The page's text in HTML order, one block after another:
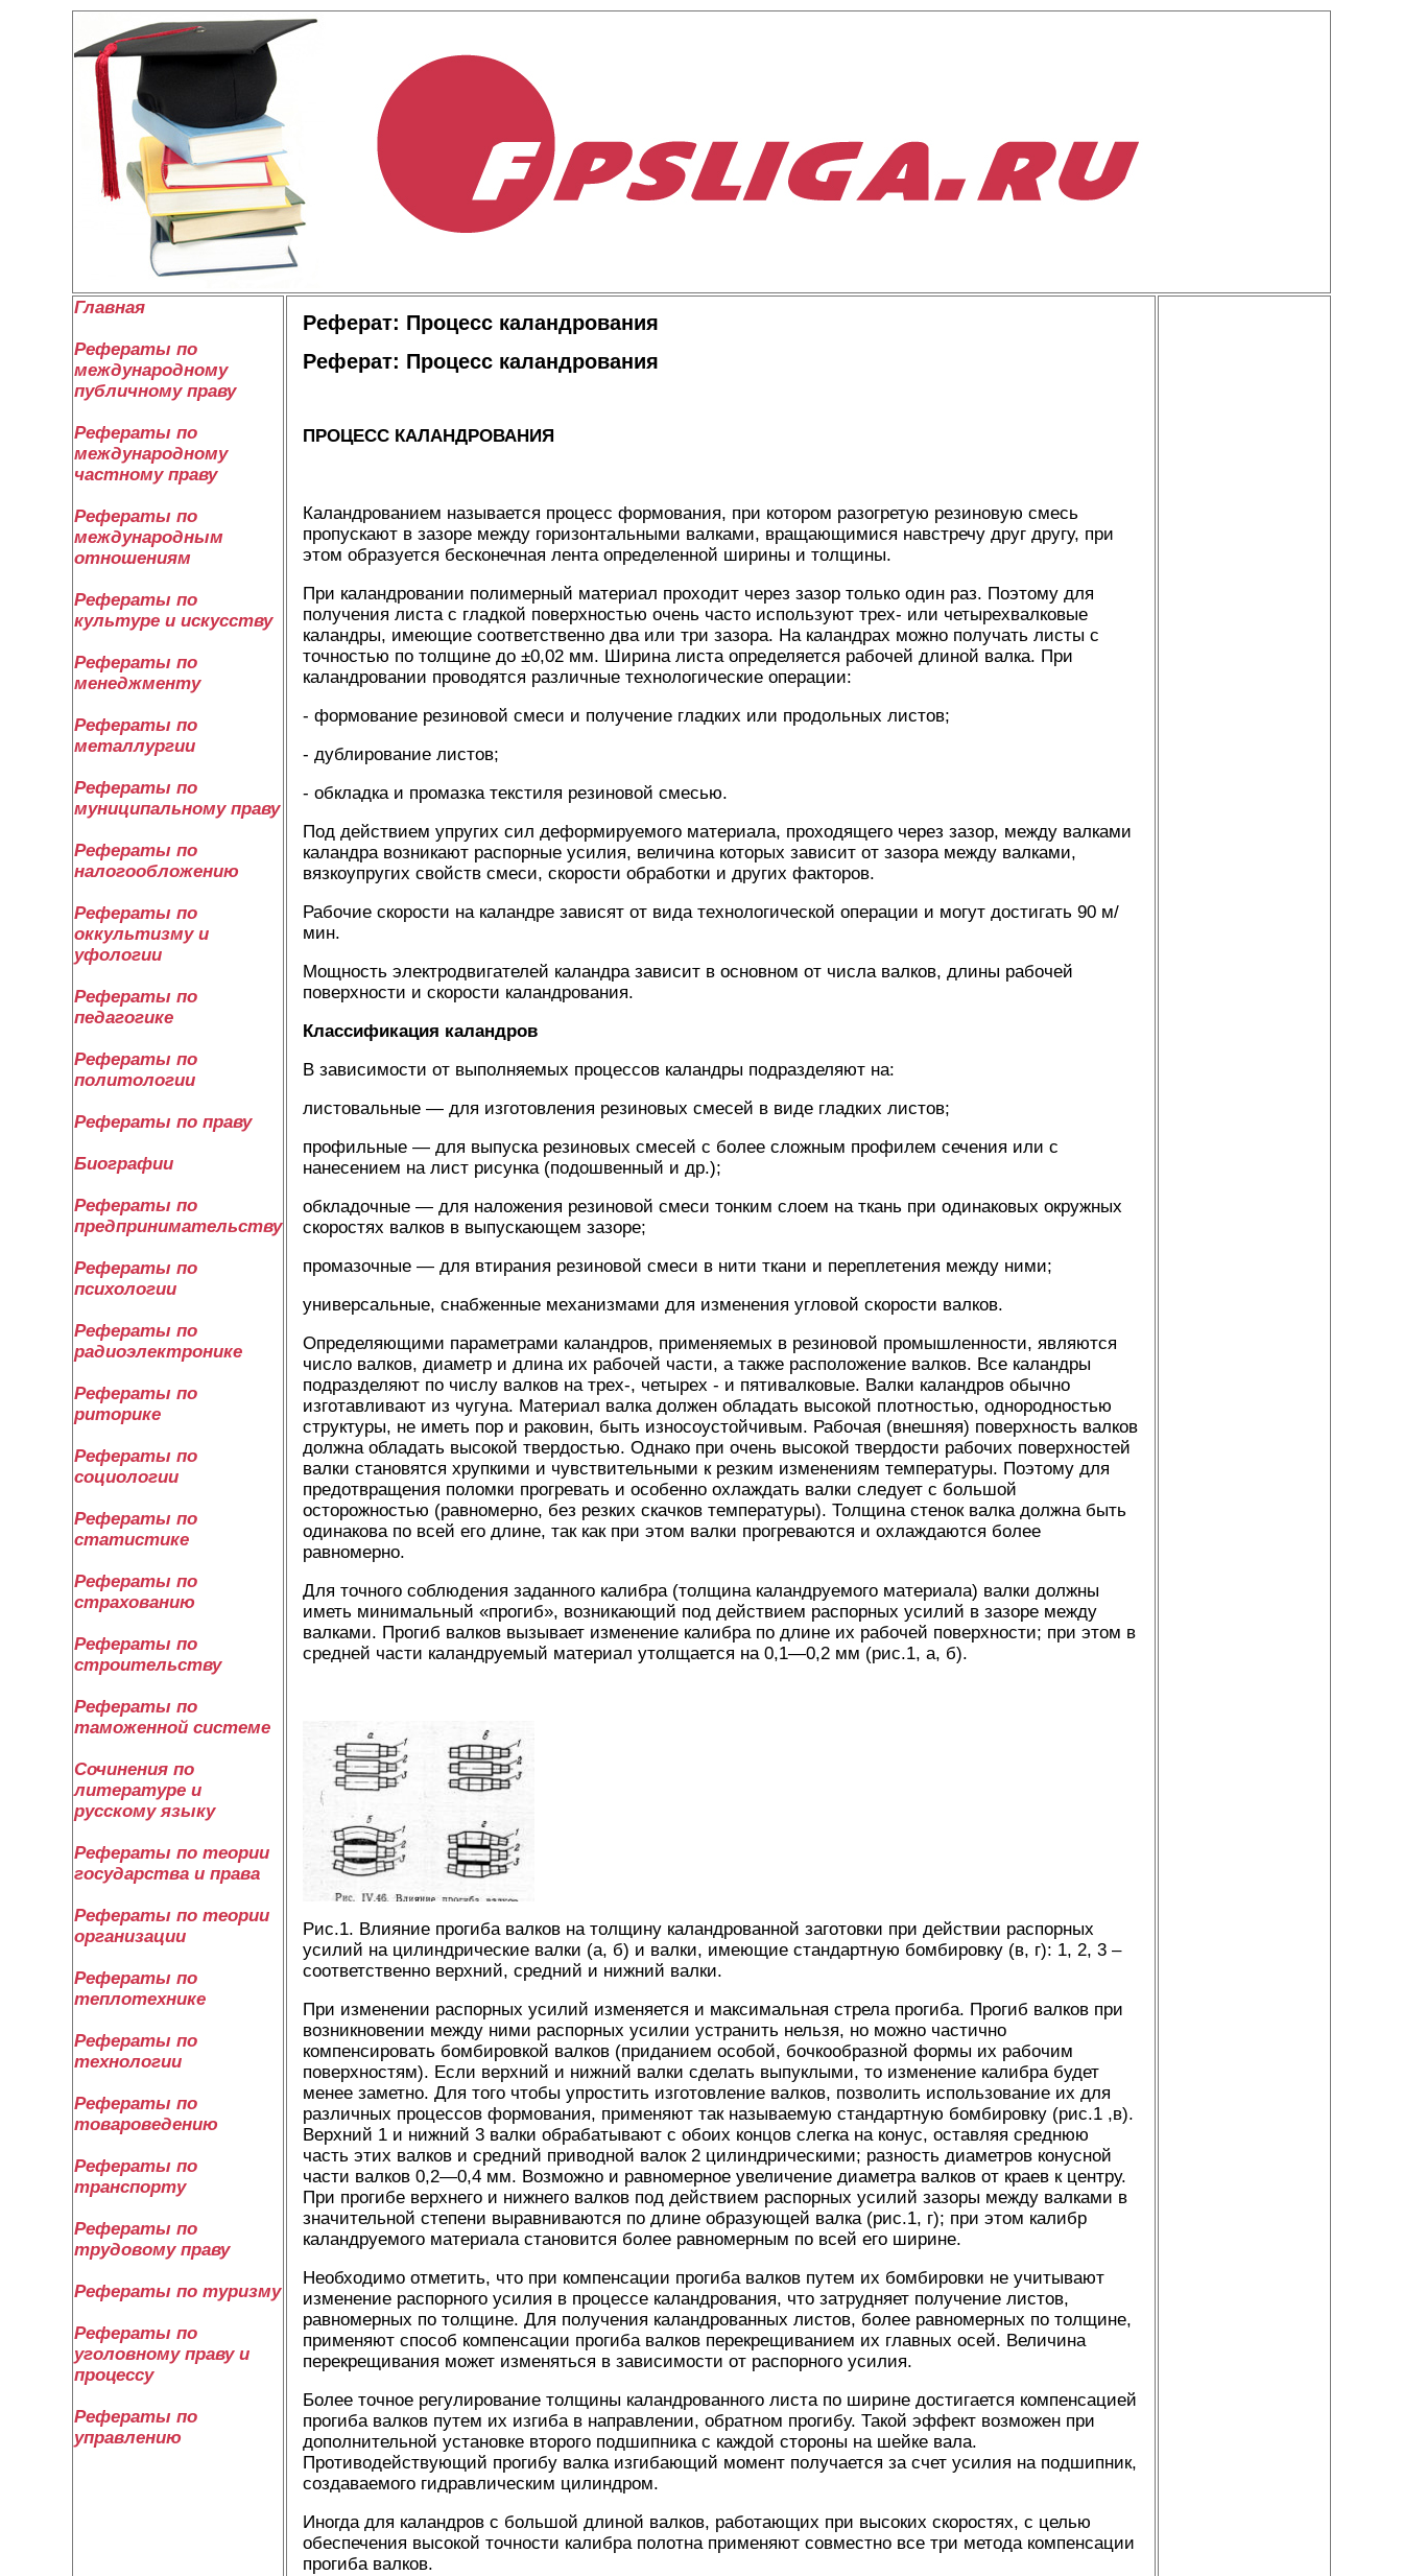
Главная
Рефераты по
международному
публичному праву
Рефераты по
международному
частному праву
Рефераты по
международным
отношениям
Рефераты по
культуре и искусству
Рефераты по
менеджменту
Рефераты по
металлургии
Рефераты по
муниципальному праву
Рефераты по
налогообложению
Рефераты по
оккультизму и
уфологии
Рефераты по
педагогике
Рефераты по
политологии
Рефераты по праву
Биографии
Рефераты по
предпринимательству
Рефераты по
психологии
Рефераты по
радиоэлектронике
Рефераты по
риторике
Рефераты по
социологии
Рефераты по
статистике
Рефераты по
страхованию
Рефераты по
строительству
Рефераты по
таможенной системе
Сочинения по
литературе и
русскому языку
Рефераты по теории
государства и права
Рефераты по теории
организации
Рефераты по
теплотехнике
Рефераты по
технологии
Рефераты по
товароведению
Рефераты по
транспорту
Рефераты по
трудовому праву
Рефераты по туризму
Рефераты по
уголовному праву и
процессу
Рефераты по
управлению
Реферат: Процесс каландрования
Реферат: Процесс каландрования
ПРОЦЕСС КАЛАНДРОВАНИЯ
Каландрованием называется процесс формования, при котором разогретую резиновую смесь
пропускают в зазоре между горизонтальными валками, вращающимися навстречу друг другу, при
этом образуется бесконечная лента определенной ширины и толщины.
При каландровании полимерный материал проходит через зазор только один раз. Поэтому для
получения листа с гладкой поверхностью очень часто используют трех- или четырехвалковые
каландры, имеющие соответственно два или три зазора. На каландрах можно получать листы с
точностью по толщине до ±0,02 мм. Ширина листа определяется рабочей длиной валка. При
каландровании проводятся различные технологические операции:
- формование резиновой смеси и получение гладких или продольных листов;
- дублирование листов;
- обкладка и промазка текстиля резиновой смесью.
Под действием упругих сил деформируемого материала, проходящего через зазор, между валками
каландра возникают распорные усилия, величина которых зависит от зазора между валками,
вязкоупругих свойств смеси, скорости обработки и других факторов.
Рабочие скорости на каландре зависят от вида технологической операции и могут достигать 90 м/
мин.
Мощность электродвигателей каландра зависит в основном от числа валков, длины рабочей
поверхности и скорости каландрования.
Классификация каландров
В зависимости от выполняемых процессов каландры подразделяют на:
листовальные — для изготовления резиновых смесей в виде гладких листов;
профильные — для выпуска резиновых смесей с более сложным профилем сечения или с
нанесением на лист рисунка (подошвенный и др.);
обкладочные — для наложения резиновой смеси тонким слоем на ткань при одинаковых окружных
скоростях валков в выпускающем зазоре;
промазочные — для втирания резиновой смеси в нити ткани и переплетения между ними;
универсальные, снабженные механизмами для изменения угловой скорости валков.
Определяющими параметрами каландров, применяемых в резиновой промышленности, являются
число валков, диаметр и длина их рабочей части, а также расположение валков. Все каландры
подразделяют по числу валков на трех-, четырех - и пятивалковые. Валки каландров обычно
изготавливают из чугуна. Материал валка должен обладать высокой плотностью, однородностью
структуры, не иметь пор и раковин, быть износоустойчивым. Рабочая (внешняя) поверхность валков
должна обладать высокой твердостью. Однако при очень высокой твердости рабочих поверхностей
валки становятся хрупкими и чувствительными к резким изменениям температуры. Поэтому для
предотвращения поломки прогревать и особенно охлаждать валки следует с большой
осторожностью (равномерно, без резких скачков температуры). Толщина стенок валка должна быть
одинакова по всей его длине, так как при этом валки прогреваются и охлаждаются более
равномерно.
Для точного соблюдения заданного калибра (толщина каландруемого материала) валки должны
иметь минимальный «прогиб», возникающий под действием распорных усилий в зазоре между
валками. Прогиб валков вызывает изменение калибра по длине их рабочей поверхности; при этом в
средней части каландруемый материал утолщается на 0,1—0,2 мм (рис.1, а, б).
Рис.1. Влияние прогиба валков на толщину каландрованной заготовки при действии распорных
усилий на цилиндрические валки (а, б) и валки, имеющие стандартную бомбировку (в, г): 1, 2, 3 –
соответственно верхний, средний и нижний валки.
При изменении распорных усилий изменяется и максимальная стрела прогиба. Прогиб валков при
возникновении между ними распорных усилии устранить нельзя, но можно частично
компенсировать бомбировкой валков (приданием особой, бочкообразной формы их рабочим
поверхностям). Если верхний и нижний валки сделать выпуклыми, то изменение калибра будет
менее заметно. Для того чтобы упростить изготовление валков, позволить использование их для
различных процессов формования, применяют так называемую стандартную бомбировку (рис.1 ,в).
Верхний 1 и нижний 3 валки обрабатывают с обоих концов слегка на конус, оставляя среднюю
часть этих валков и средний приводной валок 2 цилиндрическими; разность диаметров конусной
части валков 0,2—0,4 мм. Возможно и равномерное увеличение диаметра валков от краев к центру.
При прогибе верхнего и нижнего валков под действием распорных усилий зазоры между валками в
значительной степени выравниваются по длине образующей валка (рис.1, г); при этом калибр
каландруемого материала становится более равномерным по всей его ширине.
Необходимо отметить, что при компенсации прогиба валков путем их бомбировки не учитывают
изменение распорного усилия в процессе каландрования, что затрудняет получение листов,
равномерных по толщине. Для получения каландрованных листов, более равномерных по толщине,
применяют способ компенсации прогиба валков перекрещиванием их главных осей. Величина
перекрещивания может изменяться в зависимости от распорного усилия.
Более точное регулирование толщины каландрованного листа по ширине достигается компенсацией
прогиба валков путем их изгиба в направлении, обратном прогибу. Такой эффект возможен при
дополнительной установке второго подшипника с каждой стороны на шейке вала.
Противодействующий прогибу валка изгибающий момент получается за счет усилия на подшипник,
создаваемого гидравлическим цилиндром.
Иногда для каландров с большой длиной валков, работающих при высоких скоростях, с целью
обеспечения высокой точности калибра полотна применяют совместно все три метода компенсации
прогиба валков.